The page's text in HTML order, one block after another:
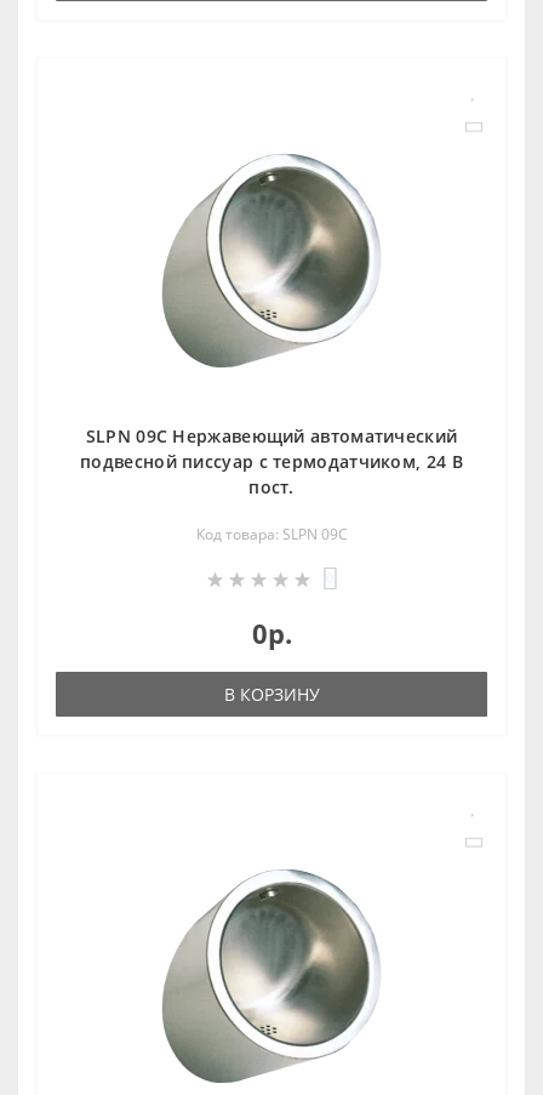
SLPN 09C Нержавеющий автоматический
подвесной писсуар с термодатчиком, 24 В
пост.
Код товара: SLPN 09C
0р.
В КОРЗИНУ